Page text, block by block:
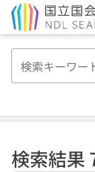
検索結果